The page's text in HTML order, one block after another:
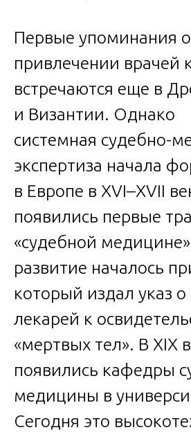
Первые упоминания о
привлечении врачей
встречаются еще в
и Византии. Однако
системная судебно-
экспертиза начала
в Европе в XVI–XVII
появились первые
«судебной
развитие началось
который издал указ
лекарей к
«мертвых тел». В XIX
появились кафедры
медицины в
Сегодня это